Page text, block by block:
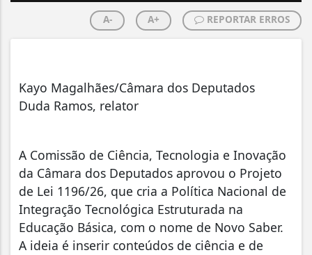
A- A+ REPORTAR ERROS
Kayo Magalhães/Câmara dos Deputados
Duda Ramos, relator
A Comissão de Ciência, Tecnologia e Inovação
da Câmara dos Deputados aprovou o Projeto
de Lei 1196/26, que cria a Política Nacional de
Integração Tecnológica Estruturada na
Educação Básica, com o nome de Novo Saber.
A ideia é inserir conteúdos de ciência e de